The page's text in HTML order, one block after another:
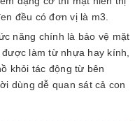
đều có đơn vị là m3.
năng chính là bảo vệ mặt
làm từ nhựa hay kính,
khỏi tác động từ bên
dùng dễ quan sát cả con